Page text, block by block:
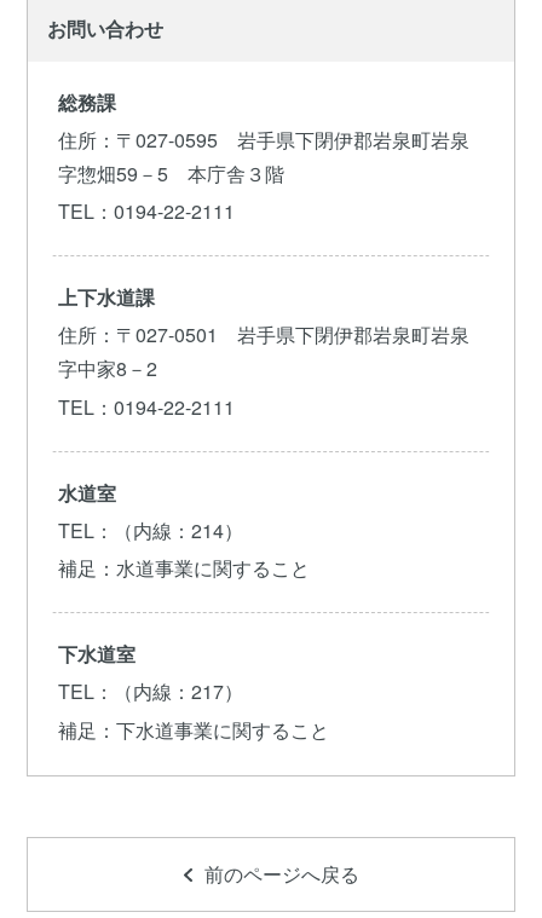
お問い合わせ
総務課
住所 ：〒027-0595 岩手県下閉伊郡岩泉町岩泉
字惣畑59－5 本庁舎３階
TEL ：0194-22-2111
上下水道課
住所 ：〒027-0501 岩手県下閉伊郡岩泉町岩泉
字中家8－2
TEL ：0194-22-2111
水道室
TEL ：（内線：214）
補足 ：水道事業に関すること
下水道室
TEL ：（内線：217）
補足 ：下水道事業に関すること
前のページへ戻る